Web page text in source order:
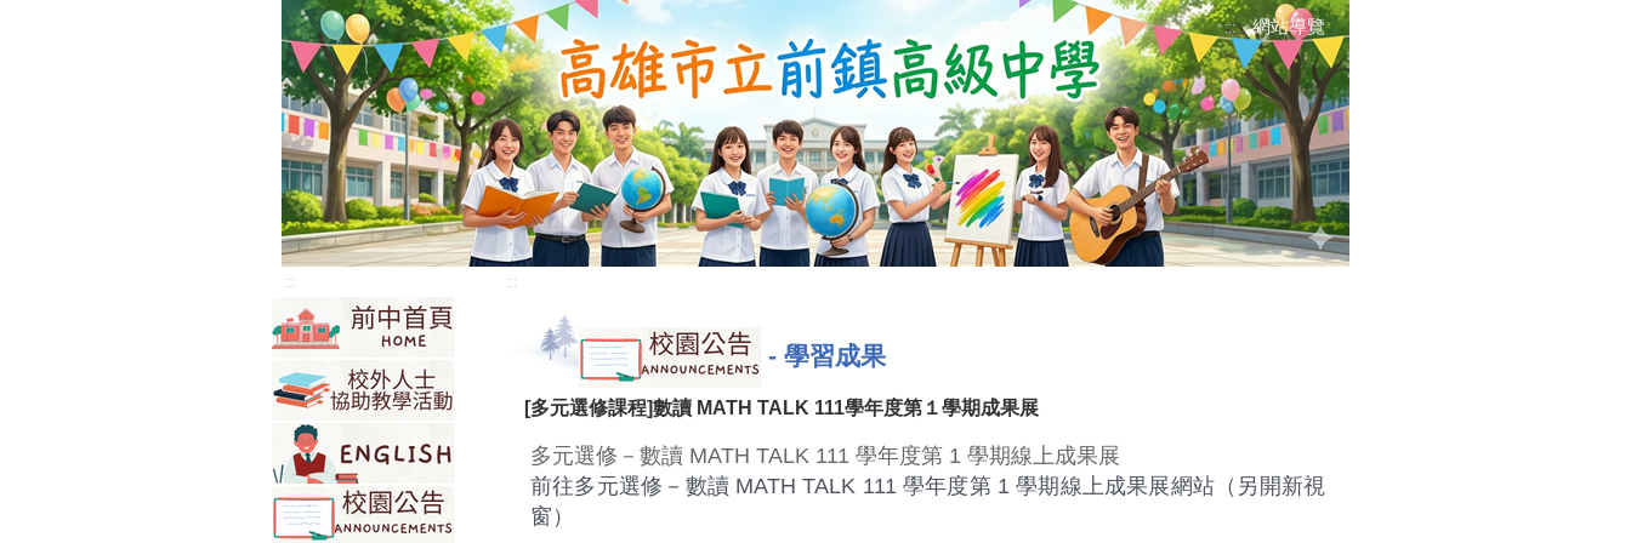
::: 網站導覽
::: :::
- 學習成果
[多元選修課程]數讀 MATH TALK 111學年度第１學期成果展
多元選修－數讀 MATH TALK 111 學年度第 1 學期線上成果展
前往多元選修－數讀 MATH TALK 111 學年度第 1 學期線上成果展網站（另開新視
窗）